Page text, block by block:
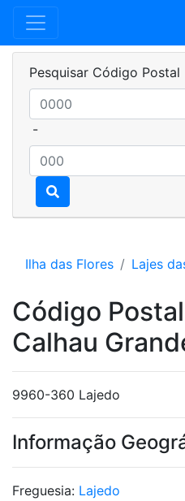
Pesquisar Código Postal
-
Ilha das Flores Lajes
Código
Calhau
9960-360 Lajedo
Informação
Freguesia: Lajedo